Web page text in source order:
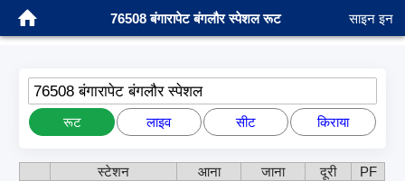
76508 बंगारापेट बंगलौर स्पेशल रूट साइन इन
76508 बंगारापेट बंगलौर स्पेशल
रूट लाइव सीट किराया
स्टेशन आना जाना दूरी
PF